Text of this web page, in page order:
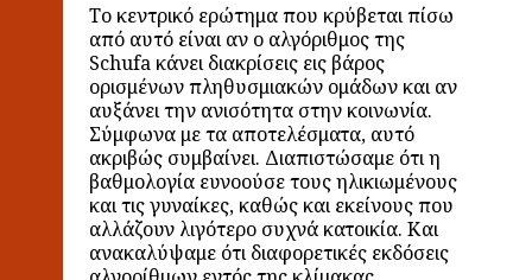
Το κεντρικό ερώτημα που κρύβεται πίσω
από αυτό είναι αν ο αλγόριθμος της
Schufa κάνει διακρίσεις εις βάρος
ορισμένων πληθυσμιακών ομάδων και αν
αυξάνει την ανισότητα στην κοινωνία.
Σύμφωνα με τα αποτελέσματα, αυτό
ακριβώς συμβαίνει. Διαπιστώσαμε ότι η
βαθμολογία ευνοούσε τους ηλικιωμένους
και τις γυναίκες, καθώς και εκείνους που
αλλάζουν λιγότερο συχνά κατοικία. Και
ανακαλύψαμε ότι διαφορετικές εκδόσεις